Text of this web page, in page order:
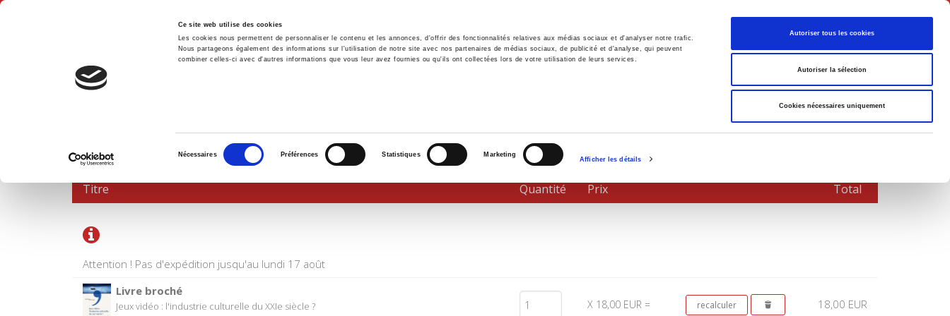
Ce site web utilise des cookies
Les cookies nous permettent de personnaliser le contenu et les annonces, d'offrir des fonctionnalités relatives aux médias sociaux et d'analyser notre trafic.
Nous partageons également des informations sur l'utilisation de notre site avec nos partenaires de médias sociaux, de publicité et d'analyse, qui peuvent
combiner celles-ci avec d'autres informations que vous leur avez fournies ou qu'ils ont collectées lors de votre utilisation de leurs services.
consentement
Nécessaires Préférences Statistiques Marketing
Afficher les détails
Autoriser tous les cookies
Autoriser la sélection
Cookies nécessaires uniquement
Français
Accueil Environnement Histoire International
PANIER D'ACHATS
Attention ! Pas d'expédition jusqu'au lundi 17 août
Titre Quantité Prix Total
Livre broché
Jeux vidéo : l'industrie culturelle du XXIe siècle ? X 18,00 EUR = 18,00 EUR